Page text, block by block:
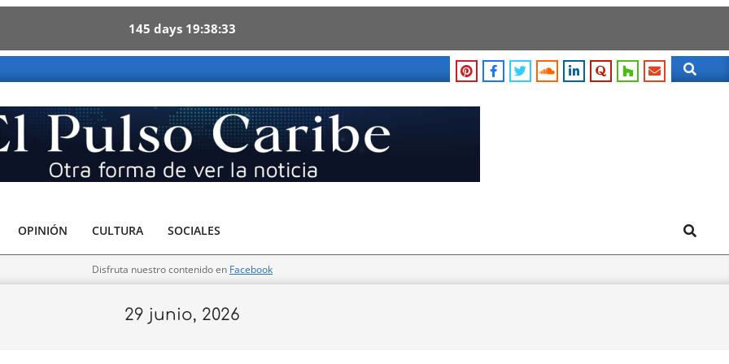
145 days 19 38 32
Search
OPINIÓN CULTURA SOCIALES Search
Disfruta nuestro contenido en Facebook
29 junio, 2026